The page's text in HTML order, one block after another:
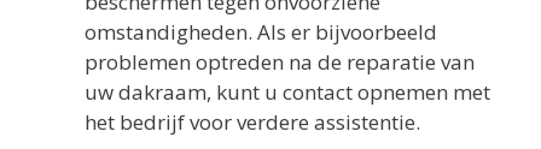
omstandigheden. Als er bijvoorbeeld
problemen optreden na de reparatie van
uw dakraam, kunt u contact opnemen met
het bedrijf voor verdere assistentie.